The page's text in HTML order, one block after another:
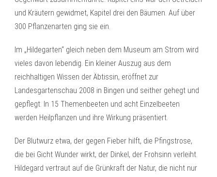
und Kräutern gewidmet, Kapitel drei den Bäumen. Auf über
300 Pflanzenarten ging sie ein.
Im „Hildegarten“ gleich neben dem Museum am Strom wird
vieles davon lebendig. Ein kleiner Auszug aus dem
reichhaltigen Wissen der Äbtissin, eröffnet zur
Landesgartenschau 2008 in Bingen und seither gehegt und
gepflegt. In 15 Themenbeeten und acht Einzelbeeten
werden Heilpflanzen und ihre Wirkung präsentiert.
Der Blutwurz etwa, der gegen Fieber hilft, die Pfingstrose,
die bei Gicht Wunder wirkt, der Dinkel, der Frohsinn verleiht.
Hildegard vertraut auf die Grünkraft der Natur, die nicht nur